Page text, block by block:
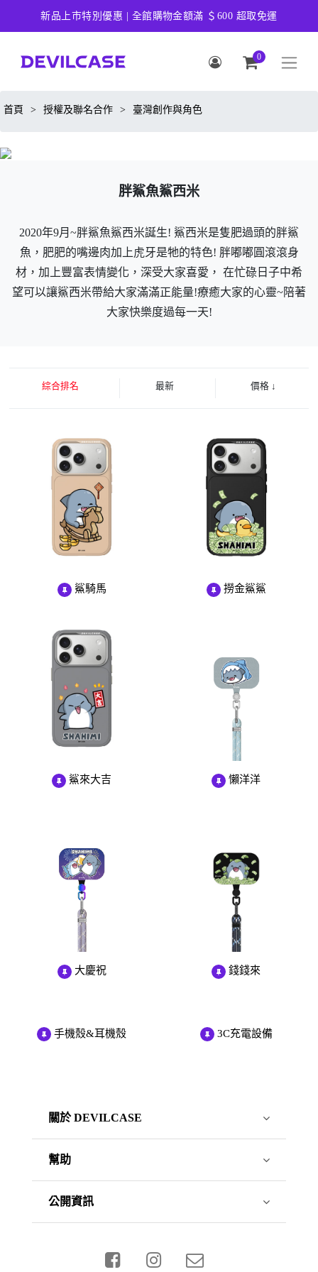
新品上市特別優惠 | 全館購物金額滿 ＄600 超取免運
0
首頁 > 授權及聯名合作 > 臺灣創作與角色
胖鯊魚鯊西米
2020年9月~胖鯊魚鯊西米誕生! 鯊西米是隻肥過頭的胖鯊
魚，肥肥的嘴邊肉加上虎牙是牠的特色! 胖嘟嘟圓滾滾身
材，加上豐富表情變化，深受大家喜愛， 在忙碌日子中希
望可以讓鯊西米帶給大家滿滿正能量!療癒大家的心靈~陪著
大家快樂度過每一天!
綜合排名 最新 價格 ↓
鯊騎馬 撈金鯊鯊
鯊來大吉 懶洋洋
大慶祝 錢錢來
手機殼&耳機殼 3C充電設備
關於 DEVILCASE
幫助
公開資訊